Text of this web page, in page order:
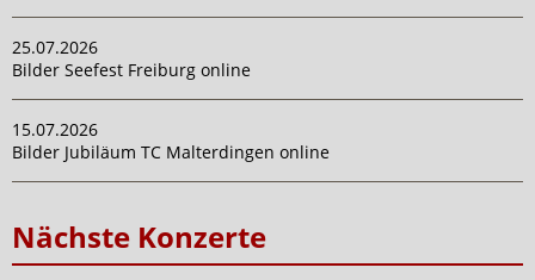
25.07.2026
Bilder Seefest Freiburg online
15.07.2026
Bilder Jubiläum TC Malterdingen online
Nächste Konzerte